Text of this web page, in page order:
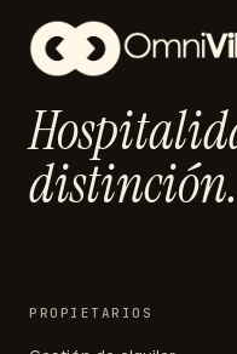
distinción.
PROPIETARIOS